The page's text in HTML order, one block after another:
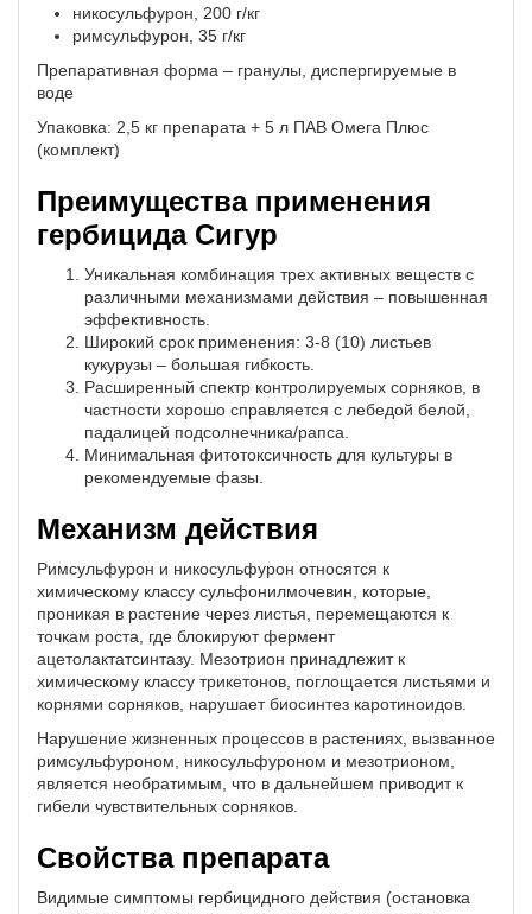
никосульфурон, 200 г/кг
римсульфурон, 35 г/кг
Препаративная форма – гранулы, диспергируемые в
воде
Упаковка: 2,5 кг препарата + 5 л ПАВ Омега Плюс
(комплект)
Преимущества применения
гербицида Сигур
Уникальная комбинация трех активных веществ с
различными механизмами действия – повышенная
эффективность.
Широкий срок применения: 3-8 (10) листьев
кукурузы – большая гибкость.
Расширенный спектр контролируемых сорняков, в
частности хорошо справляется с лебедой белой,
падалицей подсолнечника/рапса.
Минимальная фитотоксичность для культуры в
рекомендуемые фазы.
Механизм действия
Римсульфурон и никосульфурон относятся к
химическому классу сульфонилмочевин, которые,
проникая в растение через листья, перемещаются к
точкам роста, где блокируют фермент
ацетолактатсинтазу. Мезотрион принадлежит к
химическому классу трикетонов, поглощается листьями и
корнями сорняков, нарушает биосинтез каротиноидов.
Нарушение жизненных процессов в растениях, вызванное
римсульфуроном, никосульфуроном и мезотрионом,
является необратимым, что в дальнейшем приводит к
гибели чувствительных сорняков.
Свойства препарата
Видимые симптомы гербицидного действия (остановка